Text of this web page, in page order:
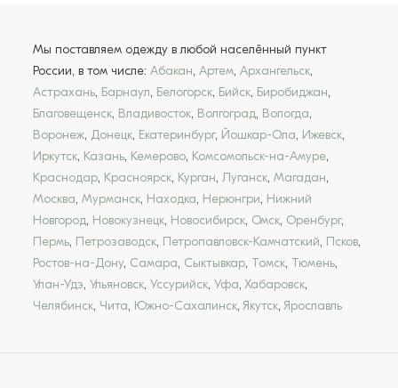
Мы поставляем одежду в любой населённый пункт
России, в том числе: Абакан, Артем, Архангельск,
Астрахань, Барнаул, Белогорск, Бийск, Биробиджан,
Благовещенск, Владивосток, Волгоград, Вологда,
Воронеж, Донецк, Екатеринбург, Йошкар-Ола, Ижевск,
Иркутск, Казань, Кемерово, Комсомольск-на-Амуре,
Краснодар, Красноярск, Курган, Луганск, Магадан,
Москва, Мурманск, Находка, Нерюнгри, Нижний
Новгород, Новокузнецк, Новосибирск, Омск, Оренбург,
Пермь, Петрозаводск, Петропавловск-Камчатский, Псков,
Ростов-на-Дону, Самара, Сыктывкар, Томск, Тюмень,
Улан-Удэ, Ульяновск, Уссурийск, Уфа, Хабаровск,
Челябинск, Чита, Южно-Сахалинск, Якутск, Ярославль